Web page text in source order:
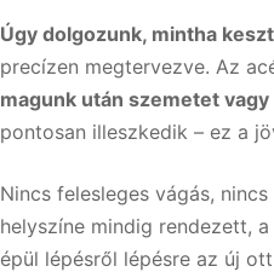
Úgy dolgozunk, mintha
precízen megtervezve. Az
magunk után szemetet
pontosan illeszkedik – ez a
Nincs felesleges vágás,
helyszíne mindig rendezett,
épül lépésről lépésre az új